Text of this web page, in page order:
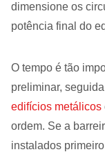
dimensione os
potência final do
O tempo é tão
preliminar,
edifícios metálicos
ordem. Se a
instalados